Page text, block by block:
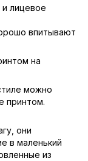
лицевое
впитывают
на
можно
принтом.
они
в маленький
из